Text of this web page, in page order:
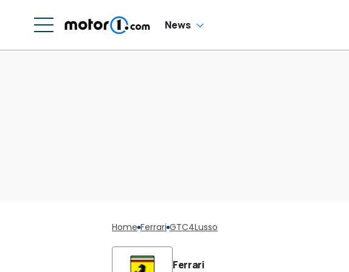
News
Home Ferrari GTC4Lusso
Ferrari